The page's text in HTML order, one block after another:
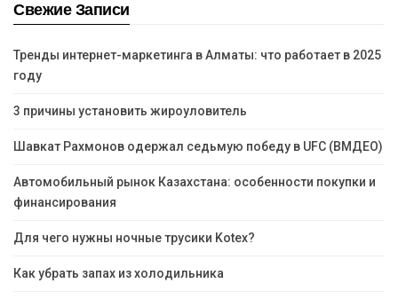
Свежие Записи
Тренды интернет-маркетинга в Алматы: что работает в 2025
году
3 причины установить жироуловитель
Шавкат Рахмонов одержал седьмую победу в UFC (ВМДЕО)
Автомобильный рынок Казахстана: особенности покупки и
финансирования
Для чего нужны ночные трусики Kotex?
Как убрать запах из холодильника